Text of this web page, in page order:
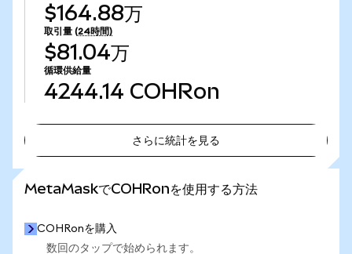
$164.88万
取引量 (24時間)
$81.04万
循環供給量
4244.14 COHRon
さらに統計を見る
MetaMaskでCOHRonを使用する方法
COHRonを購入
数回のタップで始められます。